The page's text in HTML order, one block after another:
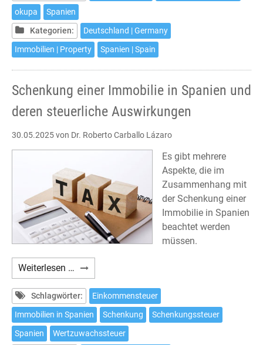
in
Spanien
–
Was
okupa
Spanien
Kategorien:
Deutschland | Germany
Immobilien | Property
Spanien | Spain
Schenkung einer Immobilie in Spanien und
deren steuerliche Auswirkungen
30.05.2025von Dr. Roberto Carballo Lázaro
Es gibt mehrere
Aspekte, die im
Zusammenhang mit
der Schenkung einer
Immobilie in Spanien
beachtet werden
müssen.
Weiterlesen … Schenkung
einer
Immobilie
in
Spanien
und
Schlagwörter:
Einkommensteuer
Immobilien in Spanien
Schenkung
Schenkungssteuer
Spanien
Wertzuwachssteuer